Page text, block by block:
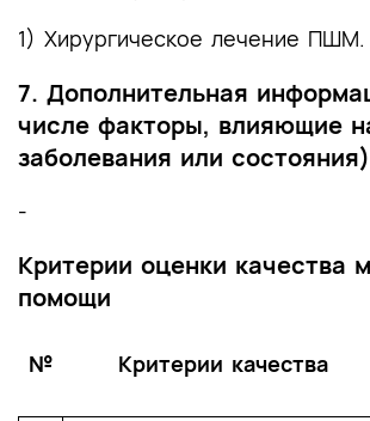
1) Хирургическое лечение ПШМ.
7. Дополнительная
числе факторы, влияющие
заболевания или состояния)
-
Критерии оценки качества
помощи
№ Критерии качества